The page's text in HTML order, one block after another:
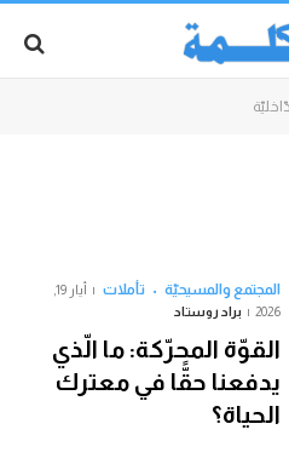
المجتمع والمسيحيّة تأملات
2026
براد روستاد
القوّة المحرّكة: ما الّذي
يدفعنا حقًّا في معترك
الحياة؟